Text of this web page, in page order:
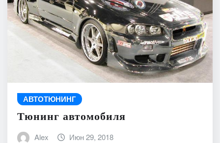
АВТОТЮНИНГ
Тюнинг автомобиля
Alex Июн 29, 2018